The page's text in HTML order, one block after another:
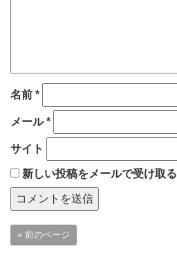
名前 *
メール*
サイト
新しい投稿をメールで受け取る
« 前のページ